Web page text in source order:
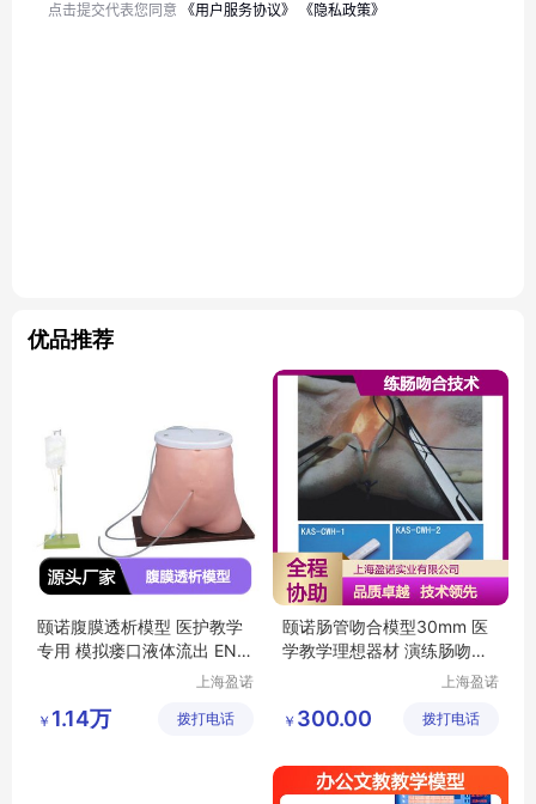
优品推荐
颐诺腹膜透析模型 医护教学
专用 模拟瘘口液体流出 EN-
上海盈诺
公司
￥ 1.14万 拨打电话
颐诺肠管吻合模型30mm 医
学教学理想器材 演练肠吻合
上海盈诺
公司
￥ 300.00 拨打电话